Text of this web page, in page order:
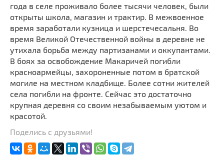
года в селе проживало более тысячи человек, были
открыты школа, магазин и трактир. В межвоенное
время заработали кузница и шерстечесальня. Во
время Великой Отечественной войны в деревне не
утихала борьба между партизанами и оккупантами.
В боях за освобождение Макаричей погибли
красноармейцы, захороненные потом в братской
могиле на местном кладбище. Более сотни жителей
села погибли на фронте. Сейчас это достаточно
крупная деревня со своим незабываемым уютом и
красотой.
Поделись с друзьями!